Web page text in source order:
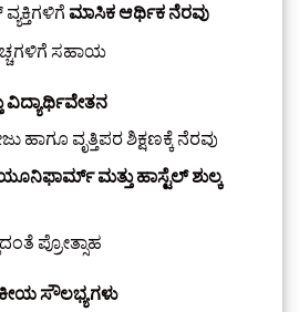
ಮಾಸಿಕ ಆರ್ಥಿಕ ನೆರವು
ಸಹಾಯ
ವಿದ್ಯಾರ್ಥಿವೇತನ
ಹಾಗೂ ವೃತ್ತಿಪರ ಶಿಕ್ಷಣಕ್ಕೆ ನೆರವು
ಯೂನಿಫಾರ್ಮ್ ಮತ್ತು ಹಾಸ್ಟೆಲ್ ಶುಲ್ಕ
ಪ್ರೋತ್ಸಾಹ
ಸೌಲಭ್ಯಗಳು